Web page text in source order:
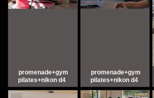
promenade+gym
pilates+nikon d4
promenade+gym
pilates+nikon d4